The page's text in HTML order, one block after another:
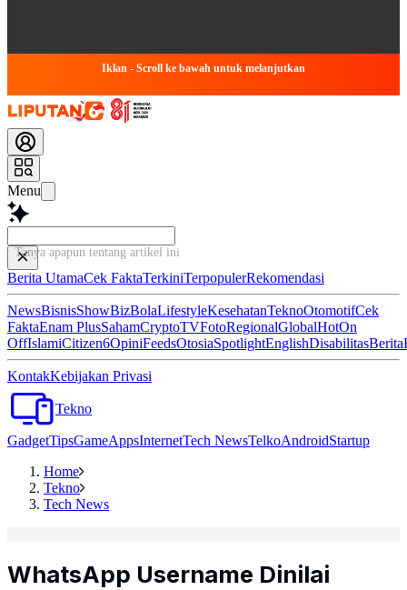
Iklan - Scroll ke bawah untuk melanjutkan
Menu
Tanya apapun tentang artikel ini...
Berita UtamaCek FaktaTerkiniTerpopulerRekomendasi
NewsBisnisShowBizBolaLifestyleKesehatanTeknoOtomotifCek
FaktaEnam PlusSahamCryptoTVFotoRegionalGlobalHotOn
OffIslamiCitizen6OpiniFeedsOtosiaSpotlightEnglishDisabilitasBerita
KontakKebijakan Privasi
Tekno
GadgetTipsGameAppsInternetTech NewsTelkoAndroidStartup
Home
Tekno
Tech News
WhatsApp Username Dinilai